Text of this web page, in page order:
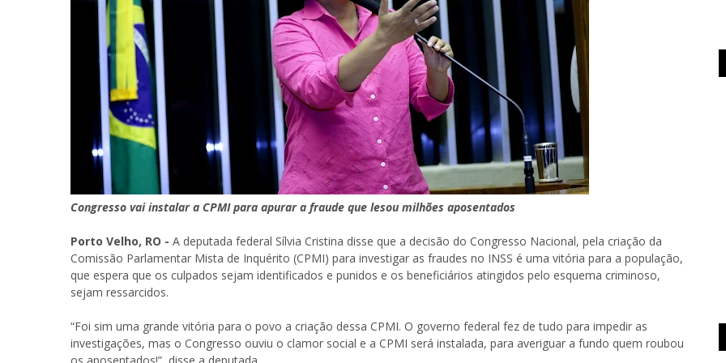
Congresso vai instalar a CPMI para apurar a fraude que lesou milhões aposentados
Porto Velho, RO - A deputada federal Sílvia Cristina disse que a decisão do Congresso Nacional, pela criação da
Comissão Parlamentar Mista de Inquérito (CPMI) para investigar as fraudes no INSS é uma vitória para a população,
que espera que os culpados sejam identificados e punidos e os beneficiários atingidos pelo esquema criminoso,
sejam ressarcidos.
“Foi sim uma grande vitória para o povo a criação dessa CPMI. O governo federal fez de tudo para impedir as
investigações, mas o Congresso ouviu o clamor social e a CPMI será instalada, para averiguar a fundo quem roubou